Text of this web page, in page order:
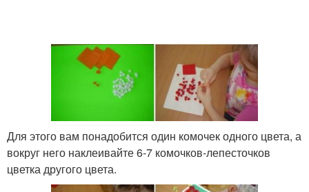
Для этого вам понадобится один комочек одного цвета, а
вокруг него наклеивайте 6-7 комочков-лепесточков
цветка другого цвета.